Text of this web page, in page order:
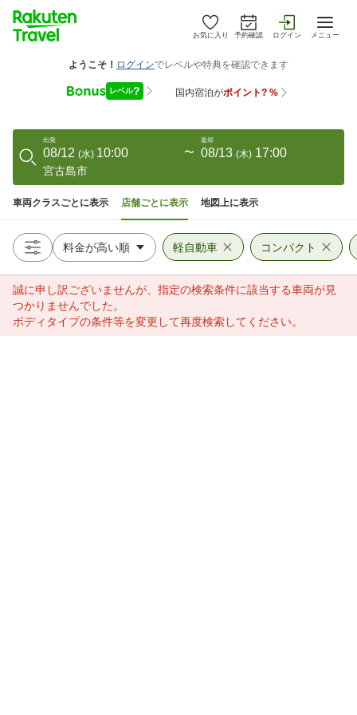
お気に入り 予約確認 ログイン メニュー
出発
08/12 (水) 10:00 〜
返却
08/13 (木) 17:00
宮古島市
車両クラスごとに表示 店舗ごとに表示 地図上に表示
軽自動車 コンパクト
誠に申し訳ございませんが、指定の検索条件に該当する車両が見
つかりませんでした。
ボディタイプの条件等を変更して再度検索してください。